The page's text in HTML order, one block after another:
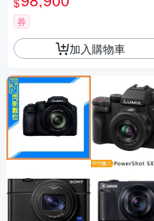
券
加入購物車